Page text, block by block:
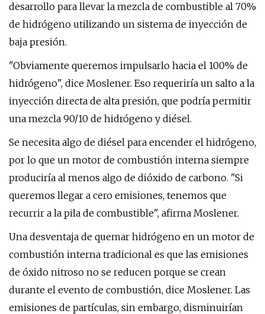
desarrollo para llevar la mezcla de combustible al 70%
de hidrógeno utilizando un sistema de inyección de
baja presión.
"Obviamente queremos impulsarlo hacia el 100% de
hidrógeno", dice Moslener. Eso requeriría un salto a la
inyección directa de alta presión, que podría permitir
una mezcla 90/10 de hidrógeno y diésel.
Se necesita algo de diésel para encender el hidrógeno,
por lo que un motor de combustión interna siempre
produciría al menos algo de dióxido de carbono. "Si
queremos llegar a cero emisiones, tenemos que
recurrir a la pila de combustible", afirma Moslener.
Una desventaja de quemar hidrógeno en un motor de
combustión interna tradicional es que las emisiones
de óxido nitroso no se reducen porque se crean
durante el evento de combustión, dice Moslener. Las
emisiones de partículas, sin embargo, disminuirían